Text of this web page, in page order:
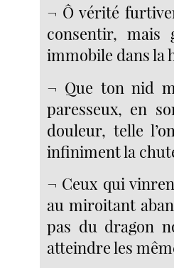
¬ Ô vérité
consentir, mais
immobile dans la
¬ Que ton nid
paresseux, en
douleur, telle
infiniment la
¬ Ceux qui
au miroitant
pas du dragon
atteindre les